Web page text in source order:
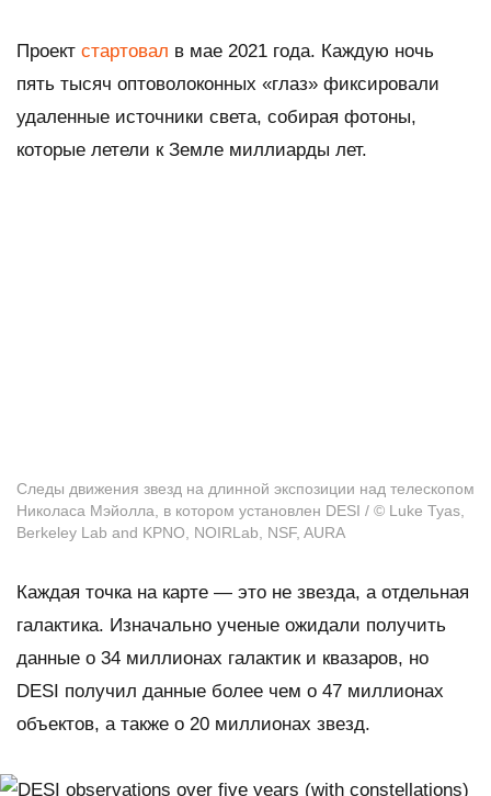
Проект стартовал в мае 2021 года. Каждую ночь
пять тысяч оптоволоконных «глаз» фиксировали
удаленные источники света, собирая фотоны,
которые летели к Земле миллиарды лет.
Следы движения звезд на длинной экспозиции над телескопом
Николаса Мэйолла, в котором установлен DESI / © Luke Tyas,
Berkeley Lab and KPNO, NOIRLab, NSF, AURA
Каждая точка на карте — это не звезда, а отдельная
галактика. Изначально ученые ожидали получить
данные о 34 миллионах галактик и квазаров, но
DESI получил данные более чем о 47 миллионах
объектов, а также о 20 миллионах звезд.